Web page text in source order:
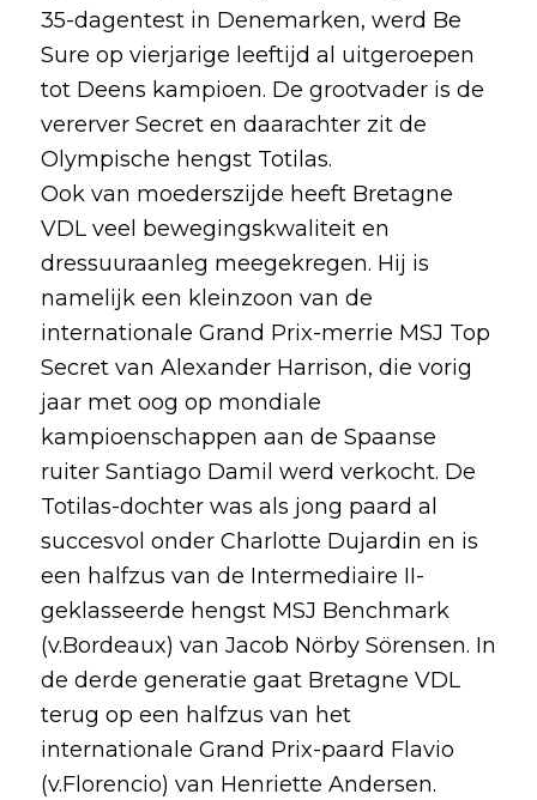
35-dagentest in Denemarken, werd Be
Sure op vierjarige leeftijd al uitgeroepen
tot Deens kampioen. De grootvader is de
vererver Secret en daarachter zit de
Olympische hengst Totilas.
Ook van moederszijde heeft Bretagne
VDL veel bewegingskwaliteit en
dressuuraanleg meegekregen. Hij is
namelijk een kleinzoon van de
internationale Grand Prix-merrie MSJ Top
Secret van Alexander Harrison, die vorig
jaar met oog op mondiale
kampioenschappen aan de Spaanse
ruiter Santiago Damil werd verkocht. De
Totilas-dochter was als jong paard al
succesvol onder Charlotte Dujardin en is
een halfzus van de Intermediaire II-
geklasseerde hengst MSJ Benchmark
(v.Bordeaux) van Jacob Nörby Sörensen. In
de derde generatie gaat Bretagne VDL
terug op een halfzus van het
internationale Grand Prix-paard Flavio
(v.Florencio) van Henriette Andersen.